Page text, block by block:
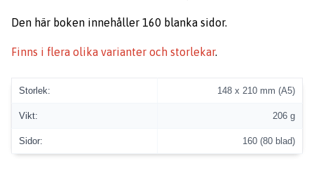
Den här boken innehåller 160 blanka sidor.
Finns i flera olika varianter och storlekar.
Storlek: 148 x 210 mm (A5)
Vikt: 206 g
Sidor: 160 (80 blad)